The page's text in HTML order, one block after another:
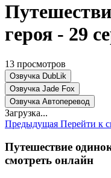
героя - 29
13 просмотров
Озвучка DubLik
Озвучка Jade Fox
Озвучка Автоперевод
Загрузка...
Предыдущая Перейти к
Путешествие
смотреть онлайн